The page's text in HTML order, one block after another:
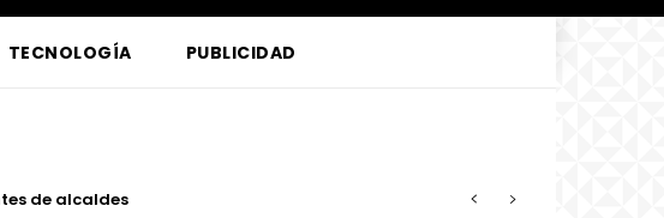
TECNOLOGÍA PUBLICIDAD
de abuso